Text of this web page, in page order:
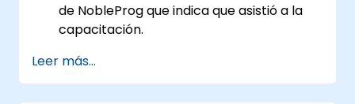
de NobleProg que indica que asistió a la
capacitación.
Leer más...